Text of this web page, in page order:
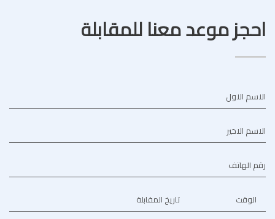
احجز موعد معنا للمقابلة
الاسم الاول
الاسم الاخير
رقم الهاتف
تاريخ المقابلة الوقت